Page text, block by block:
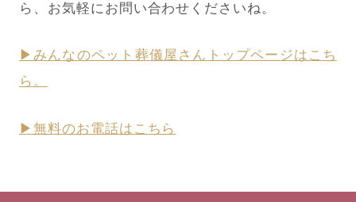
ら、お気軽にお問い合わせくださいね。
▶みんなのペット葬儀屋さんトップページはこち
ら。
▶無料のお電話はこちら